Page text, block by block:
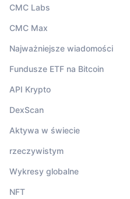
CMC Labs
CMC Max
Najważniejsze wiadomości
Fundusze ETF na Bitcoin
API Krypto
DexScan
Aktywa w świecie
rzeczywistym
Wykresy globalne
NFT